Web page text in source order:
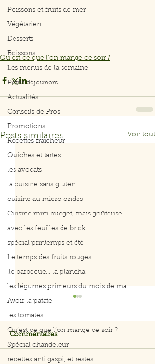
Poissons et fruits de mer
Végétarien
Desserts
Boissons
Les menus de la semaine
Petits déjeuners
Actualités
Conseils de Pros
Promotions
Recettes fraicheur
Quiches et tartes
les avocats
la cuisine sans gluten
cuisine au micro ondes
Cuisine mini budget, mais goûteuse
avec les feuilles de brick
spécial printemps et été
Le temps des fruits rouges
.le barbecue... la plancha
les légumes primeurs du mois de ma
Avoir la patate
les tomates
Qu’est ce que l’on mange ce soir ?
Spécial chandeleur
recettes anti gaspi, et restes
Qu’est ce que l’on mange ce soir ?
Posts similaires Voir tout
Commentaires